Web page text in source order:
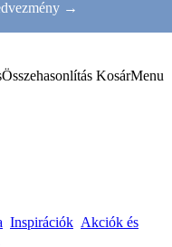
→
Összehasonlítás KosárMenu
Inspirációk Akciók és